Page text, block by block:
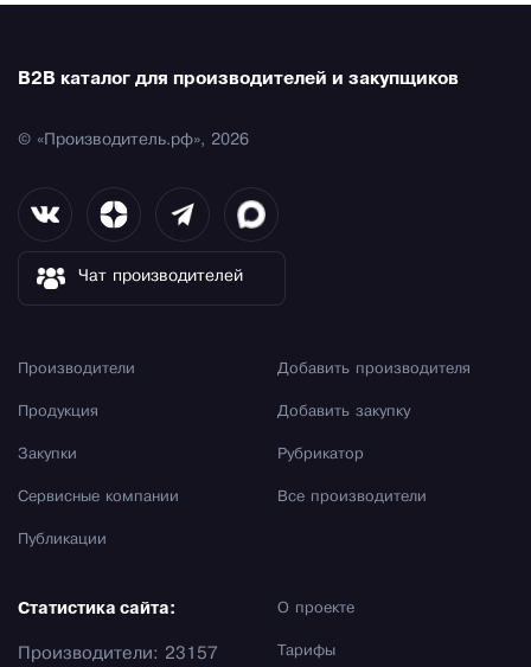
B2B каталог для производителей и закупщиков
© «Производитель.рф», 2026
Чат производителей
Производители
Продукция
Закупки
Сервисные компании
Публикации
Добавить производителя
Добавить закупку
Рубрикатор
Все производители
О проекте
Тарифы
Статистика сайта:
Производители: 23157